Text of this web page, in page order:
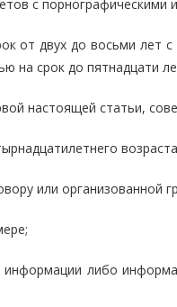
с
от двух до восьми лет
на срок до пятнадцати
настоящей статьи,
или организованной
либо